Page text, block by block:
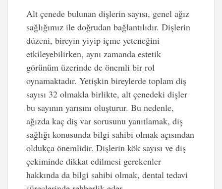
Alt çenede bulunan dişlerin sayısı, genel ağız
sağlığımız ile doğrudan bağlantılıdır. Dişlerin
düzeni, bireyin yiyip içme yeteneğini
etkileyebilirken, aynı zamanda estetik
görünüm üzerinde de önemli bir rol
oynamaktadır. Yetişkin bireylerde toplam diş
sayısı 32 olmakla birlikte, alt çenedeki dişler
bu sayının yarısını oluşturur. Bu nedenle,
ağızda kaç diş var sorusunu yanıtlamak, diş
sağlığı konusunda bilgi sahibi olmak açısından
oldukça önemlidir. Dişlerin kök sayısı ve diş
çekiminde dikkat edilmesi gerekenler
hakkında da bilgi sahibi olmak, dental tedavi